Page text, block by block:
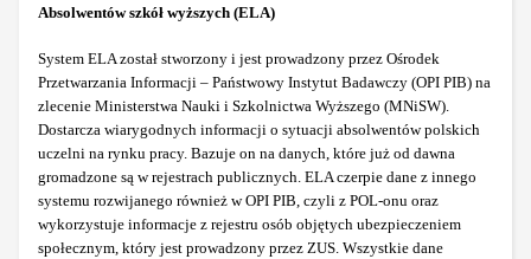
Absolwentów szkół wyższych (ELA)
System ELA został stworzony i jest prowadzony przez Ośrodek
Przetwarzania Informacji – Państwowy Instytut Badawczy (OPI PIB) na
zlecenie Ministerstwa Nauki i Szkolnictwa Wyższego (MNiSW).
Dostarcza wiarygodnych informacji o sytuacji absolwentów polskich
uczelni na rynku pracy. Bazuje on na danych, które już od dawna
gromadzone są w rejestrach publicznych. ELA czerpie dane z innego
systemu rozwijanego również w OPI PIB, czyli z POL-onu oraz
wykorzystuje informacje z rejestru osób objętych ubezpieczeniem
społecznym, który jest prowadzony przez ZUS. Wszystkie dane